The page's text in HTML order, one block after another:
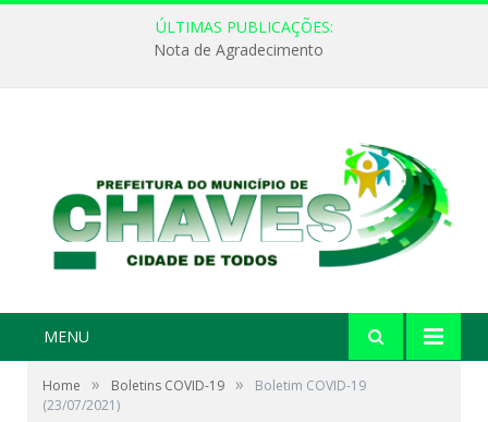
ÚLTIMAS PUBLICAÇÕES:
Nota de Agradecimento
MENU
Home » Boletins COVID-19 »
Boletim COVID-19
(23/07/2021)